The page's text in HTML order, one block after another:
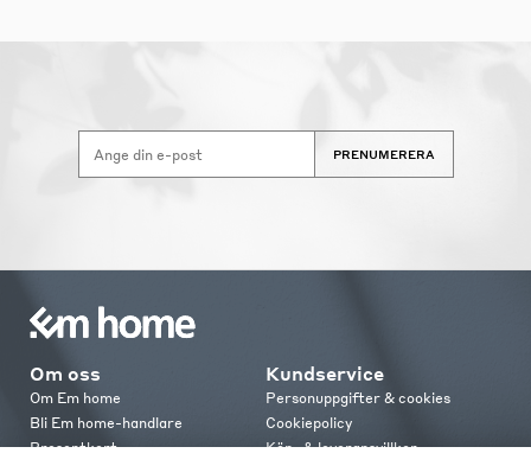
PRENUMERERA
Om oss
Om Em home
Bli Em home-handlare
Presentkort
Kundservice
Personuppgifter & cookies
Cookiepolicy
Köp- & leveransvillkor